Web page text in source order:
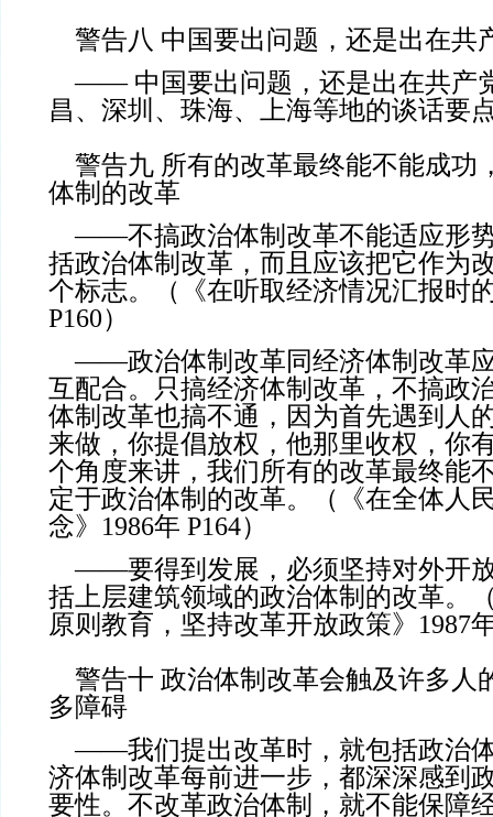
警告八 中国要出问题，还是出在共
—— 中国要出问题，还是出在共产
昌、深圳、珠海、上海等地的谈话要
警告九 所有的改革最终能不能成功
体制的改革
——不搞政治体制改革不能适应形
括政治体制改革，而且应该把它作为
个标志。（《在听取经济情况汇报时
P160）
——政治体制改革同经济体制改革
互配合。只搞经济体制改革，不搞政
体制改革也搞不通，因为首先遇到人
来做，你提倡放权，他那里收权，你
个角度来讲，我们所有的改革最终能
定于政治体制的改革。（《在全体人
念》1986年 P164）
——要得到发展，必须坚持对外开
括上层建筑领域的政治体制的改革。
原则教育，坚持改革开放政策》1987
警告十 政治体制改革会触及许多人
多障碍
——我们提出改革时，就包括政治
济体制改革每前进一步，都深深感到
要性。不改革政治体制，就不能保障